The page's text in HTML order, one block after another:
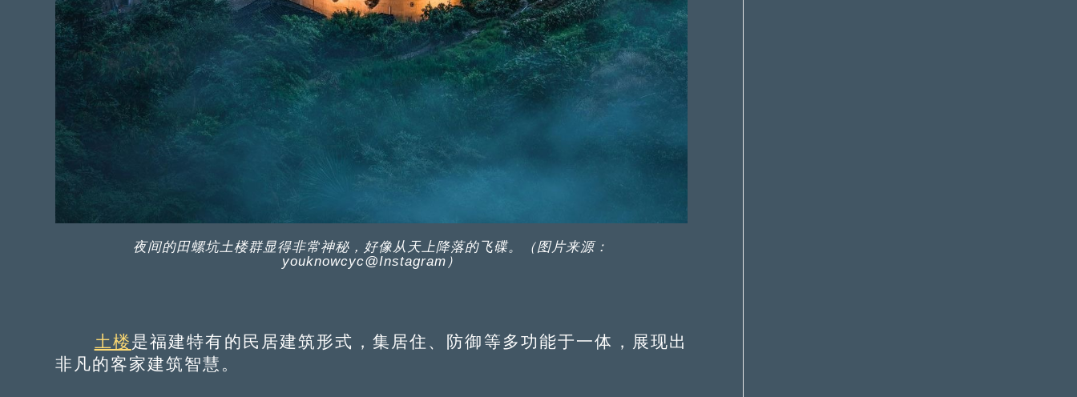
夜间的田螺坑土楼群显得非常神秘，好像从天上降落的飞碟。（图片来源：
youknowcyc@Instagram）
土楼是福建特有的民居建筑形式，集居住、防御等多功能于一体，展现出
非凡的客家建筑智慧。